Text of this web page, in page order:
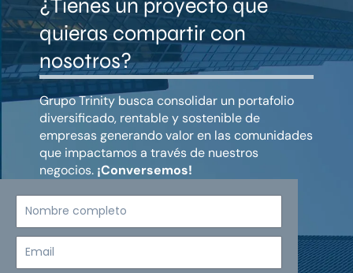
¿Tienes un proyecto que
quieras compartir con
nosotros?
Grupo Trinity busca consolidar un portafolio
diversificado, rentable y sostenible de
empresas generando valor en las comunidades
que impactamos a través de nuestros
negocios. ¡Conversemos!